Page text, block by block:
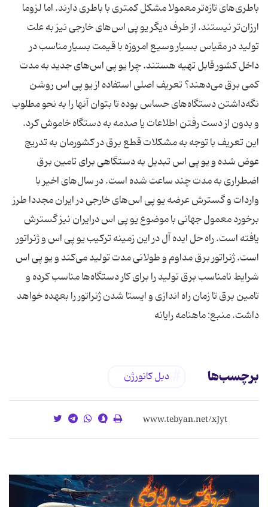
باطری‌های تازه‌تر معمولا مشکل کمتری با باطری دارند. اما لزوما
ارزان‌تر نیستند. از طرف دیگر یو پی اس‌های خارجی نیز به علت
تولید در مقیاس بسیار وسیع امروزه با قیمت بسیار مناسب در
داخل کشور قابل تهیه هستند. چرا یو پی اس‌های جدید به مدت
کمی برق می‌دهند؟ تعریف اصلی استفاده از یو پی اس روشن
نگه‌داشتن دستگاه‌های حساس بوده تا بتوان آنها را به نحو مطلوب
و بدون از دست رفتن اطلاعات یا صدمه به دستگاه خاموش کرد.
این تعریف با توجه به مشکلات قطع برق در کشورمان به تدریج
عوض شده و یو پی اس تبدیل به دستگاهی برای تامین برق
اضطراری به مدت چند ساعت شده است. در سال‌های اخیر با
واردات و گسترش عرضه یو پی اس‌های خارجی در ایران مجددا طرز
برخورد معمول جهانی با موضوع یو پی اس درایران نیز گسترش
یافته است. راه حل ایده آل در این زمینه ترکیب یو پی اس و ژنراتور
است. ژنراتور برق مداوم و طولانی مدت تولید می‌کند و یو پی اس
شرایط نامناسب برق تولید را برای کار دستگاه‌ها مناسب کرده و
تامین برق تا زمان راه اندازی و ایستا شدن ژنراتور را بعهده خواهد
داشت. منبع: ماهنامه رایانه
برچسب‌ها دبل کانورژن